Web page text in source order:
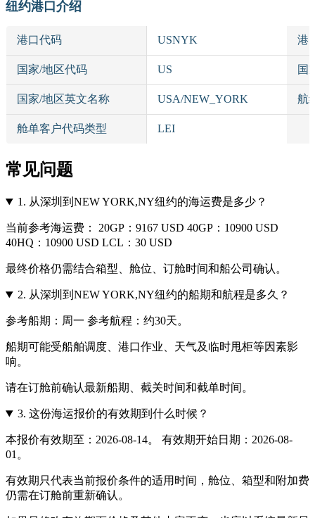
纽约港口介绍
港口代码 USNYK 港
国家/地区代码 US 国
国家/地区英文名称 USA/NEW_YORK 航
舱单客户代码类型 LEI
常见问题
1. 从深圳到NEW YORK,NY纽约的海运费是多少？
当前参考海运费： 20GP：9167 USD 40GP：10900 USD
40HQ：10900 USD LCL：30 USD
最终价格仍需结合箱型、舱位、订舱时间和船公司确认。
2. 从深圳到NEW YORK,NY纽约的船期和航程是多久？
参考船期：周一 参考航程：约30天。
船期可能受船舶调度、港口作业、天气及临时甩柜等因素影
响。
请在订舱前确认最新船期、截关时间和截单时间。
3. 这份海运报价的有效期到什么时候？
本报价有效期至：2026-08-14。 有效期开始日期：2026-08-
01。
有效期只代表当前报价条件的适用时间，舱位、箱型和附加费
仍需在订舱前重新确认。